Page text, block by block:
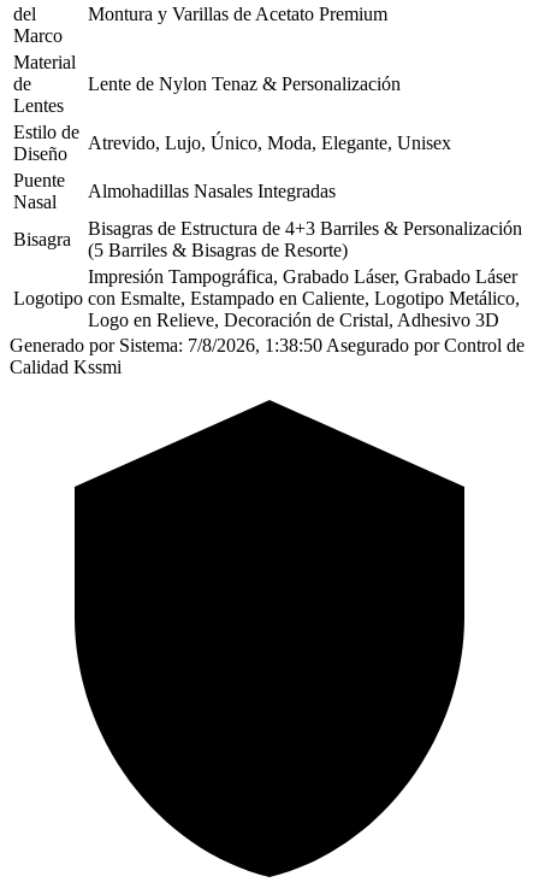
del
Marco
Montura y Varillas de Acetato Premium
Material
de
Lentes
Lente de Nylon Tenaz & Personalización
Estilo de
Diseño
Atrevido, Lujo, Único, Moda, Elegante, Unisex
Puente
Nasal
Almohadillas Nasales Integradas
Bisagra
Bisagras de Estructura de 4+3 Barriles & Personalización
(5 Barriles & Bisagras de Resorte)
Logotipo
Impresión Tampográfica, Grabado Láser, Grabado Láser
con Esmalte, Estampado en Caliente, Logotipo Metálico,
Logo en Relieve, Decoración de Cristal, Adhesivo 3D
Generado por Sistema: 7/8/2026, 1:38:50 Asegurado por Control de
Calidad Kssmi